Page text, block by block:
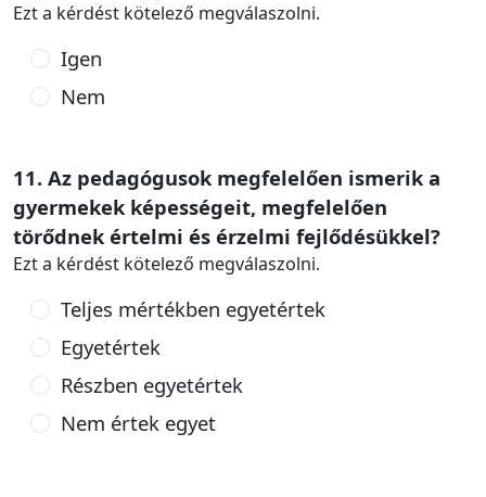
Ezt a kérdést kötelező megválaszolni.
Igen
Nem
11. Az pedagógusok megfelelően ismerik a
gyermekek képességeit, megfelelően
törődnek értelmi és érzelmi fejlődésükkel?
Ezt a kérdést kötelező megválaszolni.
Teljes mértékben egyetértek
Egyetértek
Részben egyetértek
Nem értek egyet